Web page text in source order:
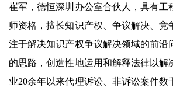
崔军，德恒深圳办公室合伙人，具有工
师资格，擅长知识产权、争议解决、竞
注于解决知识产权争议解决领域的前沿
的思路，创造性地运用和解释法律以解
业20余年以来代理诉讼、非诉讼案件数